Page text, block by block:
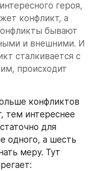
героя,
конфликт, а
бывают
и внешними. И
сталкивается с
происходит
конфликтов
тем интереснее
для
одного, а шесть
меру. Тут